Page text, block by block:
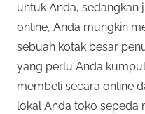
untuk Anda, sedangkan
online, Anda mungkin
sebuah kotak besar
yang perlu Anda
membeli secara online
lokal Anda toko sepeda